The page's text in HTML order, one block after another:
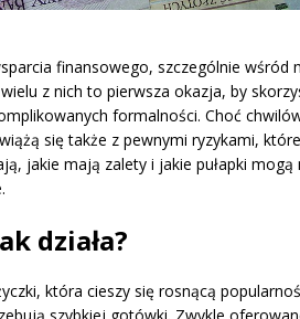
finansowego, szczególnie wśród
z nich to pierwsza okazja, by
formalności. Choć
się także z pewnymi ryzykami,
jakie mają zalety i jakie pułapki mogą
działa?
która cieszy się rosnącą